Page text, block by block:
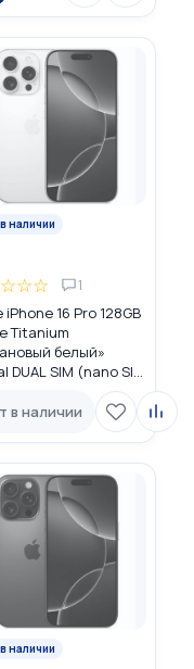
наличии
☆☆☆ 1
iPhone 16 Pro 128GB
Titanium
белый»
DUAL SIM (nano SIM
в наличии
наличии